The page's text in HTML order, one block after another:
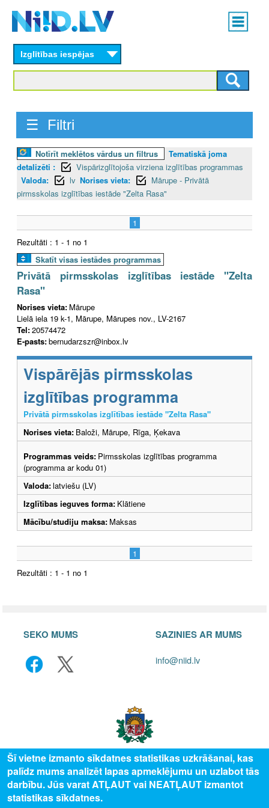
content
Main
menu
Izglītības iespējas
☰ Filtri
Notīrīt meklētos vārdus un filtrus
Tematiskā joma
detalizēti :
Vispārizglītojoša virziena izglītības programmas
Valoda:
lv Norises vieta:
Mārupe - Privātā
pirmsskolas izglītības iestāde "Zelta Rasa"
1
Rezultāti : 1 - 1 no 1
Skatīt visas iestādes programmas
Privātā pirmsskolas izglītības iestāde "Zelta
Rasa"
Norises vieta: Mārupe
Lielā iela 19 k-1, Mārupe, Mārupes nov., LV-2167
Tel:20574472
E-pasts:bernudarzszr@inbox.lv
Vispārējās pirmsskolas
izglītības programma
Privātā pirmsskolas izglītības iestāde "Zelta Rasa"
Norises vieta: Baloži, Mārupe, Rīga, Ķekava
Programmas veids: Pirmsskolas izglītības programma
(programma ar kodu 01)
Valoda:latviešu (LV)
Izglītības ieguves forma: Klātiene
Mācību/studiju maksa: Maksas
1
Rezultāti : 1 - 1 no 1
SEKO MUMS SAZINIES AR MUMS
info@niid.lv
© 2025 Valsts izglītības attīstības aģentūra, publicētā satura visas tiesības
Šī vietne izmanto sīkdatnes statistikas uzkrāšanai, kas
palīdz mums analizēt lapas apmeklējumu un uzlabot tās
darbību. Jūs varat ATĻAUT vai NEATĻAUT izmantot
statistikas sīkdatnes.